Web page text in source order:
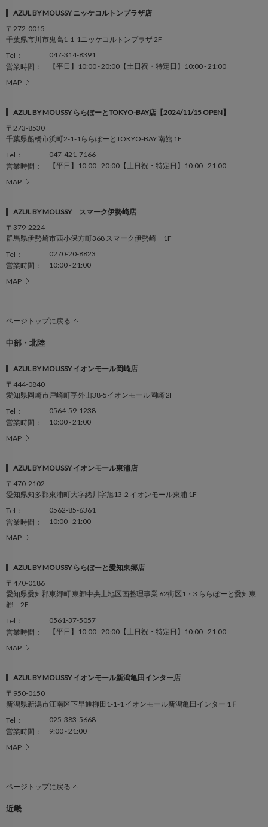
AZUL BY MOUSSY ニッケコルトンプラザ店
〒272-0015
千葉県市川市鬼高1-1-1ニッケコルトンプラザ 2F
Tel：
047-314-8391
営業時間：
【平日】10:00 - 20:00【土日祝・特定日】10:00 - 21:00
MAP
AZUL BY MOUSSY ららぽーとTOKYO-BAY店【2024/11/15 OPEN】
〒273-8530
千葉県船橋市浜町2-1-1ららぽーとTOKYO-BAY 南館 1F
Tel：
047-421-7166
営業時間：
【平日】10:00 - 20:00【土日祝・特定日】10:00 - 21:00
MAP
AZUL BY MOUSSY スマーク伊勢崎店
〒379-2224
群馬県伊勢崎市西小保方町368 スマーク伊勢崎 1F
Tel：
0270-20-8823
営業時間：
10:00 - 21:00
MAP
ページトップに戻る
中部・北陸
AZUL BY MOUSSY イオンモール岡崎店
〒444-0840
愛知県岡崎市戸崎町字外山38-5イオンモール岡崎 2F
Tel：
0564-59-1238
営業時間：
10:00 - 21:00
MAP
AZUL BY MOUSSY イオンモール東浦店
〒470-2102
愛知県知多郡東浦町大字緒川字旭13-2 イオンモール東浦 1F
Tel：
0562-85-6361
営業時間：
10:00 - 21:00
MAP
AZUL BY MOUSSY ららぽーと愛知東郷店
〒470-0186
愛知県愛知郡東郷町 東郷中央土地区画整理事業 62街区1・3 ららぽーと愛知東
郷 2F
Tel：
0561-37-5057
営業時間：
【平日】10:00 - 20:00【土日祝・特定日】10:00 - 21:00
MAP
AZUL BY MOUSSY イオンモール新潟亀田インター店
〒950-0150
新潟県新潟市江南区下早通柳田1-1-1 イオンモール新潟亀田インター 1Ｆ
Tel：
025-383-5668
営業時間：
9:00 - 21:00
MAP
ページトップに戻る
近畿